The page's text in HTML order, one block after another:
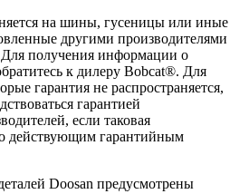
на шины, гусеницы или иные
другими производителями
получения информации о
к дилеру Bobcat®. Для
гарантия не распространяется,
гарантией
если таковая
действующим гарантийным
Doosan предусмотрены